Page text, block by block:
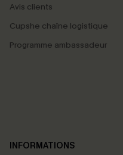
Avis clients
Cupshe chaîne logistique
Programme ambassadeur
INFORMATIONS